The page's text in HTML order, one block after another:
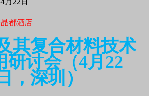
月22日
都酒店
其复合材料技术
研讨会（4月22
日，深圳）